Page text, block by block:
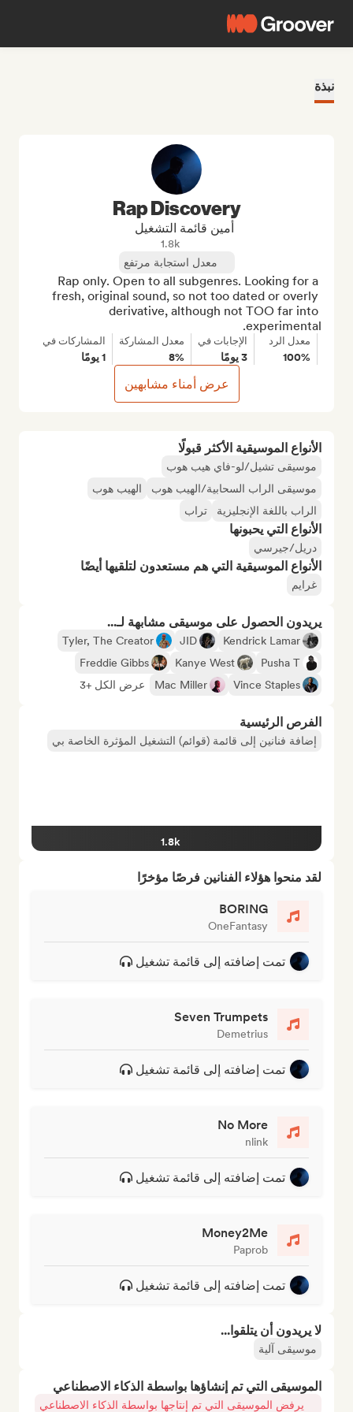
نبذة
الأنواع الموسيقية الأكثر قبولًا
موسيقى تشيل/لو-فاي هيب هوب
موسيقى الراب السحابية/الهيب هوب
الهيب هوب
الراب باللغة الإنجليزية
تراب
الأنواع التي يحبونها
دريل/جيرسي
الأنواع الموسيقية التي هم مستعدون لتلقيها أيضًا
غرايم
يريدون الحصول على موسيقى مشابهة لـ...
Kendrick Lamar
JID
Tyler, The Creator
Pusha T
Kanye West
Freddie Gibbs
Vince Staples
Mac Miller عرض الكل +3
الفرص الرئيسية
إضافة فنانين إلى قائمة (قوائم) التشغيل المؤثرة الخاصة بي
1.8k
لقد منحوا هؤلاء الفنانين فرصًا مؤخرًا
BORING
OneFantasy
تمت إضافته إلى قائمة تشغيل
Seven Trumpets
Demetrius
تمت إضافته إلى قائمة تشغيل
No More
nlink
تمت إضافته إلى قائمة تشغيل
Money2Me
Paprob
تمت إضافته إلى قائمة تشغيل
لا يريدون أن يتلقوا...
موسيقى آلية
الموسيقى التي تم إنشاؤها بواسطة الذكاء الاصطناعي
يرفض الموسيقى التي تم إنتاجها بواسطة الذكاء الاصطناعي
Rap Discovery
أمين قائمة التشغيل
1.8k
معدل استجابة مرتفع
Rap only. Open to all subgenres. Looking for a
fresh, original sound, so not too dated or overly
derivative, although not TOO far into
experimental.
معدل الرد
100%
الإجابات في
3 يومًا
معدل المشاركة
8%
المشاركات في
1 يومًا
عرض أمناء مشابهين